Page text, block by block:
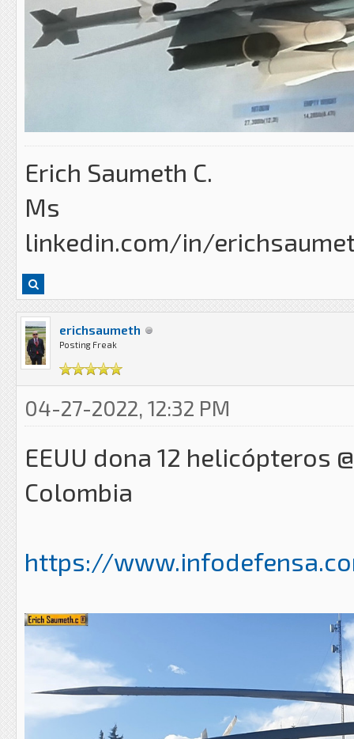
Erich Saumeth C.
Ms
linkedin.com/in/
erichsaumeth
Posting Freak
04-27-2022, 12:32 PM
EEUU dona 12 helicópteros
Colombia
https://